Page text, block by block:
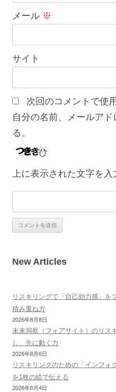
メール ※
サイト
次回のコメントで使
自分の名前、メールア
る。
上に表示された文字を入
New Articles
リスキリングで「自己効力感」を
積み重ね方
2026年8月8日
未来洞察（フォアサイト）のリス
し、先に動く力
2026年8月6日
リスキリングのための「インフォ
を1枚の絵で伝える
2026年8月4日